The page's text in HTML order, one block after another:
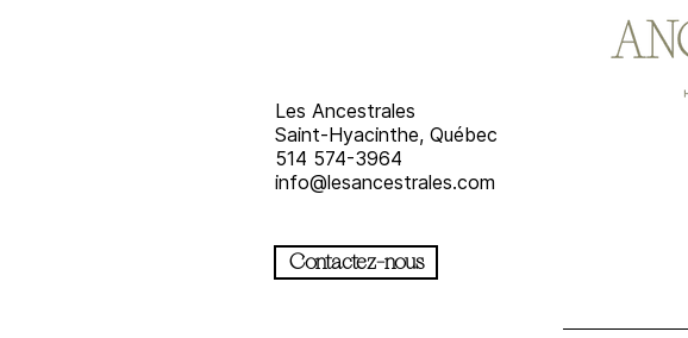
Les Ancestrales
Saint-Hyacinthe, Québec
514 574-3964
info@lesancestrales.com
Contactez-nous